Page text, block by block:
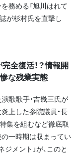
務める「旭川はれて
が杉村氏を直撃し
全復活！？情報開
な残業実態
歌歌手・吉幾三氏が
上した参院議員・長
集を組むなど徹底取
の一時期は収まってい
メント」が、このと